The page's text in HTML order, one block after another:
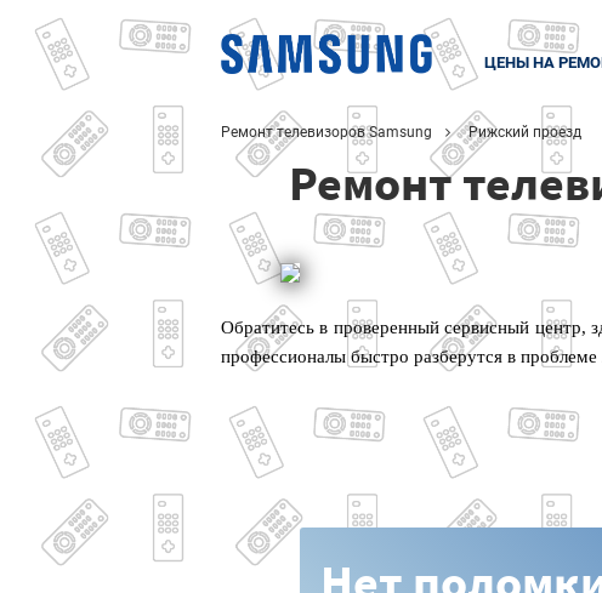
ЦЕНЫ НА
Ремонт телевизоров Samsung Рижский проезд
Ремонт
Обратитесь в проверенный сервисный центр,
профессионалы быстро разберутся в